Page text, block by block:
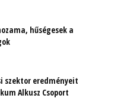
hűségesek a
szektor eredményeit
Alkusz Csoport